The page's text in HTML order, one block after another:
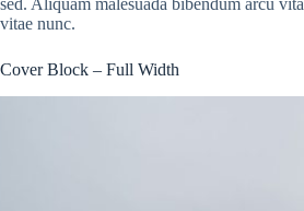
vitae nunc.
Cover Block – Full Width